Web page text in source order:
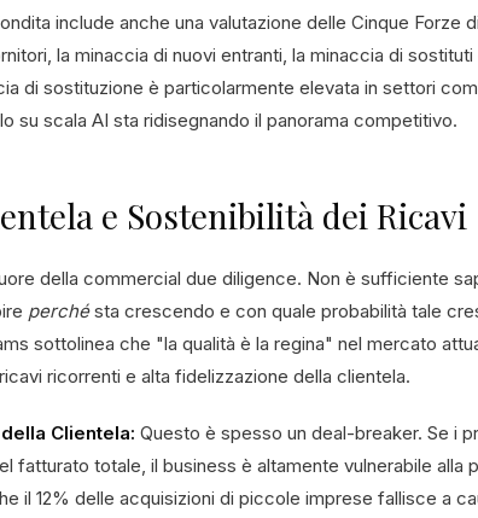
include anche una valutazione delle Cinque Forze
la minaccia di nuovi entranti, la minaccia di
di sostituzione è particolarmente elevata in settori
su scala AI sta ridisegnando il panorama competitivo.
e Sostenibilità dei Ricavi
della commercial due diligence. Non è sufficiente
perchésta crescendo e con quale probabilità tale
sottolinea che "la qualità è la regina" nel mercato
ricorrenti e alta fidelizzazione della clientela.
Clientela: Questo è spesso un deal-breaker. Se i
fatturato totale, il business è altamente vulnerabile alla
il 12% delle acquisizioni di piccole imprese fallisce a